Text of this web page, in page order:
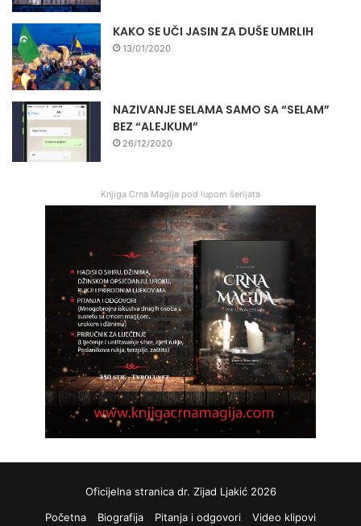
KAKO SE UČI JASIN ZA DUŠE UMRLIH
13/01/2020
NAZIVANJE SELAMA SAMO SA “SELAM”
BEZ “ALEJKUM”
26/12/2020
Knjiga Crna Magija pod lupom šerijata
Oficijelna stranica dr. Zijad Ljakić 2026
Početna
Biografija Pitanja i odgovori Video klipovi